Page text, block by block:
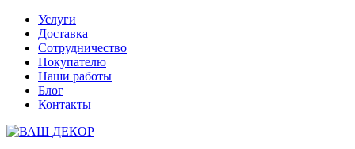
Услуги
Доставка
Сотрудничество
Покупателю
Наши работы
Блог
Контакты